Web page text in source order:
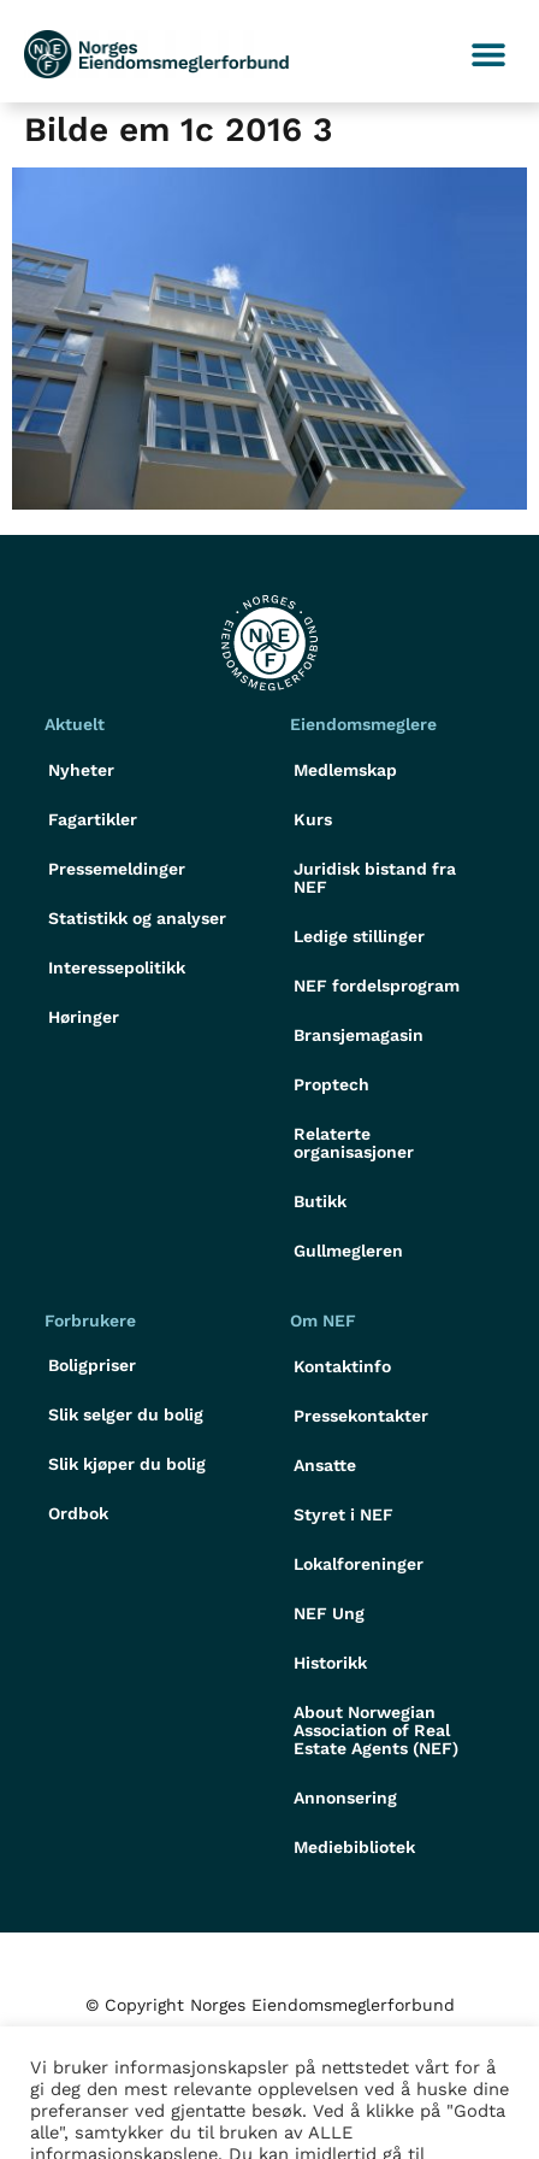
Bilde em 1c 2016 3
Aktuelt
Nyheter
Fagartikler
Pressemeldinger
Statistikk og analyser
Interessepolitikk
Høringer
Eiendomsmeglere
Medlemskap
Kurs
Juridisk bistand fra
NEF
Ledige stillinger
NEF fordelsprogram
Bransjemagasin
Proptech
Relaterte
organisasjoner
Butikk
Gullmegleren
Forbrukere
Boligpriser
Slik selger du bolig
Slik kjøper du bolig
Ordbok
Om NEF
Kontaktinfo
Pressekontakter
Ansatte
Styret i NEF
Lokalforeninger
NEF Ung
Historikk
About Norwegian
Association of Real
Estate Agents (NEF)
Annonsering
Mediebibliotek
© Copyright Norges Eiendomsmeglerforbund
Personvern og cookies
Administrer samtykke
Vi bruker informasjonskapsler på nettstedet vårt for å
gi deg den mest relevante opplevelsen ved å huske dine
preferanser ved gjentatte besøk. Ved å klikke på "Godta
alle", samtykker du til bruken av ALLE
informasjonskapslene. Du kan imidlertid gå til